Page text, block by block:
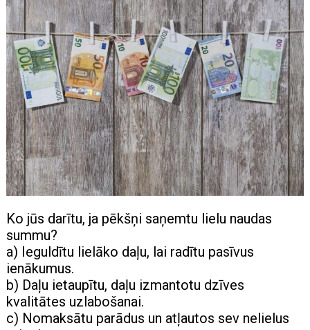
Ko jūs darītu, ja pēkšņi saņemtu lielu naudas
summu?
a) Ieguldītu lielāko daļu, lai radītu pasīvus
ienākumus.
b) Daļu ietaupītu, daļu izmantotu dzīves
kvalitātes uzlabošanai.
c) Nomaksātu parādus un atļautos sev nelielus